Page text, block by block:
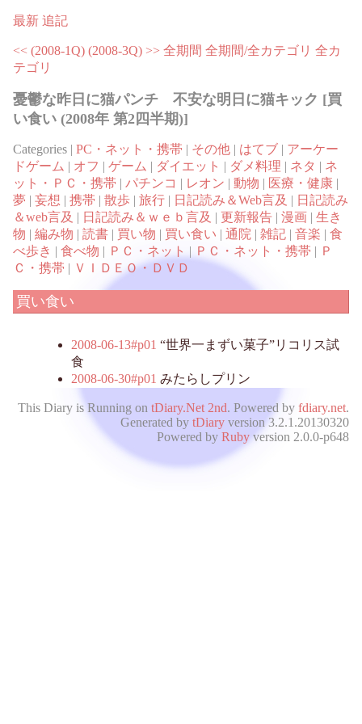
最新 追記
<< (2008-1Q) (2008-3Q) >> 全期間 全期間/全カテゴリ 全カ
テゴリ
憂鬱な昨日に猫パンチ 不安な明日に猫キック [買
い食い (2008年 第2四半期)]
Categories | PC・ネット・携帯 | その他 | はてブ | アーケー
ドゲーム | オフ | ゲーム | ダイエット | ダメ料理 | ネタ | ネ
ット・ＰＣ・携帯 | パチンコ | レオン | 動物 | 医療・健康 |
夢 | 妄想 | 携帯 | 散歩 | 旅行 | 日記読み＆Web言及 | 日記読み
＆web言及 | 日記読み＆ｗｅｂ言及 | 更新報告 | 漫画 | 生き
物 | 編み物 | 読書 | 買い物 | 買い食い | 通院 | 雑記 | 音楽 | 食
べ歩き | 食べ物 | ＰＣ・ネット | ＰＣ・ネット・携帯 | Ｐ
Ｃ・携帯 | ＶＩＤＥＯ・ＤＶＤ
買い食い
2008-06-13#p01 “世界一まずい菓子”リコリス試
食
2008-06-30#p01 みたらしプリン
This Diary is Running on tDiary.Net 2nd. Powered by fdiary.net.
Generated by tDiary version 3.2.1.20130320
Powered by Ruby version 2.0.0-p648